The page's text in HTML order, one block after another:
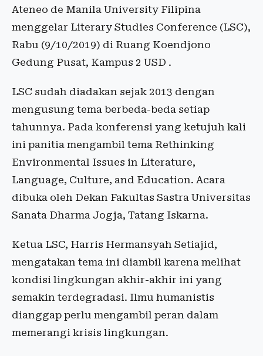
Ateneo de Manila University Filipina
menggelar Literary Studies Conference (LSC),
Rabu (9/10/2019) di Ruang Koendjono
Gedung Pusat, Kampus 2 USD .
LSC sudah diadakan sejak 2013 dengan
mengusung tema berbeda-beda setiap
tahunnya. Pada konferensi yang ketujuh kali
ini panitia mengambil tema Rethinking
Environmental Issues in Literature,
Language, Culture, and Education. Acara
dibuka oleh Dekan Fakultas Sastra Universitas
Sanata Dharma Jogja, Tatang Iskarna.
Ketua LSC, Harris Hermansyah Setiajid,
mengatakan tema ini diambil karena melihat
kondisi lingkungan akhir-akhir ini yang
semakin terdegradasi. Ilmu humanistis
dianggap perlu mengambil peran dalam
memerangi krisis lingkungan.